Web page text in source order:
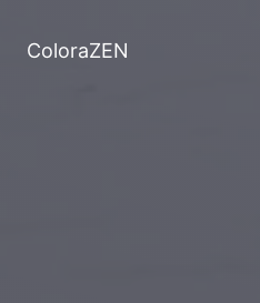
ColoraZEN